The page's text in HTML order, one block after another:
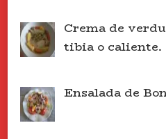
Crema de
tibia o caliente.
Ensalada de